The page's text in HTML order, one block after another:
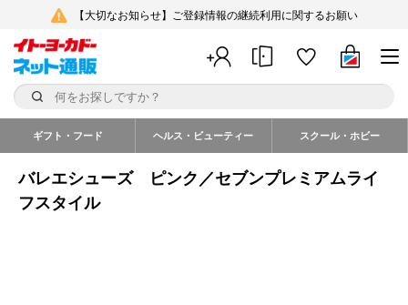
【大切なお知らせ】ご登録情報の継続利用に関するお願い
ギフト・フード ヘルス・ビューティー スクール・ホビー
バレエシューズ ピンク／セブンプレミアムライ
フスタイル